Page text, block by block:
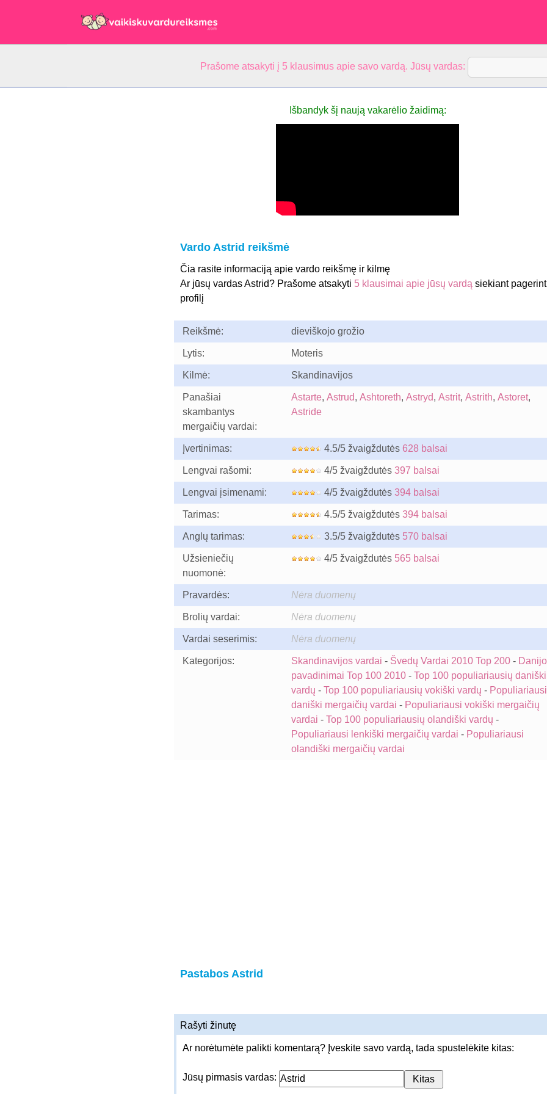
Prašome atsakyti į 5 klausimus apie savo vardą. Jūsų vardas:
Išbandyk šį naują vakarėlio žaidimą:
Vardo Astrid reikšmė
Čia rasite informaciją apie vardo reikšmę ir kilmę
Ar jūsų vardas Astrid? Prašome atsakyti 5 klausimai apie jūsų vardą siekiant
profilį
Reikšmė: dieviškojo grožio
Lytis: Moteris
Kilmė: Skandinavijos
Panašiai
skambantys
mergaičių vardai:
Astarte, Astrud, Ashtoreth, Astryd, Astrit, Astrith, Astoret,
Astride
Įvertinimas: 4.5/5 žvaigždutės 628 balsai
Lengvai rašomi: 4/5 žvaigždutės 397 balsai
Lengvai įsimenami: 4/5 žvaigždutės 394 balsai
Tarimas: 4.5/5 žvaigždutės 394 balsai
Anglų tarimas: 3.5/5 žvaigždutės 570 balsai
Užsieniečių
nuomonė:
4/5 žvaigždutės 565 balsai
Pravardės: Nėra duomenų
Brolių vardai: Nėra duomenų
Vardai seserimis: Nėra duomenų
Kategorijos: Skandinavijos vardai - Švedų Vardai 2010 Top 200-
pavadinimai Top 100 2010- Top 100 populiariausių daniški
vardų - Top 100 populiariausių vokiški vardų - Populiariausi
daniški mergaičių vardai - Populiariausi vokiški mergaičių
vardai - Top 100 populiariausių olandiški vardų -
Populiariausi lenkiški mergaičių vardai - Populiariausi
olandiški mergaičių vardai
Pastabos Astrid
Rašyti žinutę
Ar norėtumėte palikti komentarą? Įveskite savo vardą, tada spustelėkite kitas:
Jūsų pirmasis vardas: